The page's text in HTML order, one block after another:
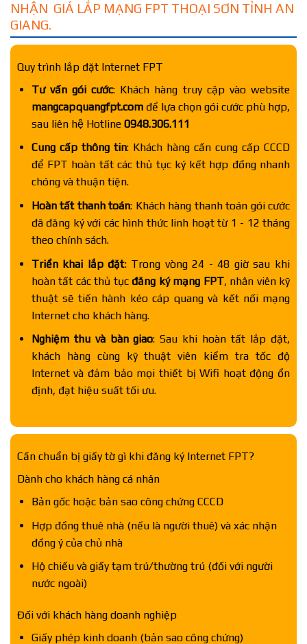
NHẬN GIÁ LẮP MẠNG FPT THOẠI SƠN TỈNH AN
GIANG.
Quy trình lắp đặt Internet FPT
Tư vấn gói cước: Khách hàng truy cập vào website
mangcapquangfpt.comđể lựa chọn gói cước phù hợp,
sau liên hệ Hotline 0948.306.111
Cung cấp thông tin: Khách hàng cần cung cấp CCCD
để FPT hoàn tất các thủ tục ký kết hợp đồng nhanh
chóng và thuận tiện.
Hoàn tất thanh toán: Khách hàng thanh toán gói cước
đã đăng ký với các hình thức linh hoạt từ 1 - 12 tháng
theo chính sách.
Triển khai lắp đặt: Trong vòng 24 - 48 giờ sau khi
hoàn tất các thủ tục đăng ký mạng FPT, nhân viên kỹ
thuật sẽ tiến hành kéo cáp quang và kết nối mạng
Internet cho khách hàng.
Nghiệm thu và bàn giao: Sau khi hoàn tất lắp đặt,
khách hàng cùng kỹ thuật viên kiểm tra tốc độ
Internet và đảm bảo mọi thiết bị Wifi hoạt động ổn
định, đạt hiệu suất tối ưu.
Cần chuẩn bị giấy tờ gì khi đăng ký Internet FPT?
Dành cho khách hàng cá nhân
Bản gốc hoặc bản sao công chứng CCCD
Hợp đồng thuê nhà (nếu là người thuê) và xác nhận
đồng ý của chủ nhà
Hộ chiếu và giấy tạm trú/thường trú (đối với người
nước ngoài)
Đối với khách hàng doanh nghiệp
Giấy phép kinh doanh (bản sao công chứng)